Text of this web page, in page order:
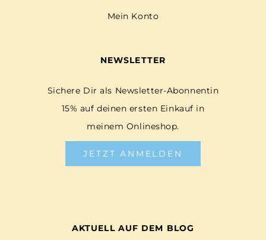
Mein Konto
NEWSLETTER
Sichere Dir als Newsletter-Abonnentin
15% auf deinen ersten Einkauf in
meinem Onlineshop.
JETZT ANMELDEN
AKTUELL AUF DEM BLOG